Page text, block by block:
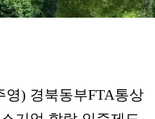
영) 경북동부FTA통상